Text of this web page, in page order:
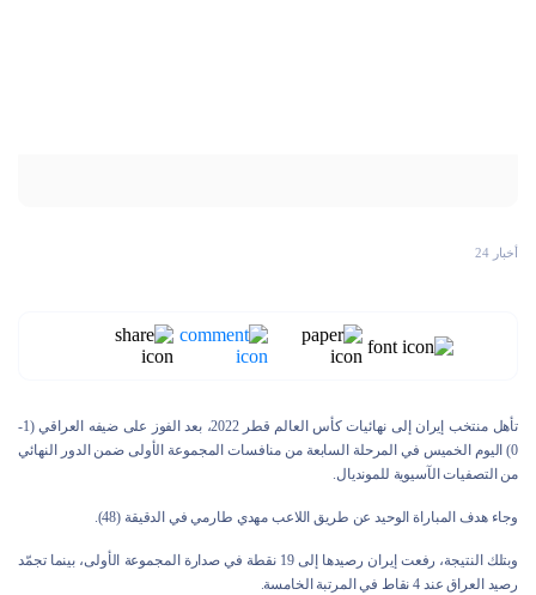
أخبار 24
تأهل منتخب إيران إلى نهائيات كأس العالم قطر 2022، بعد الفوز على ضيفه العراقي (1-
0) اليوم الخميس في المرحلة السابعة من منافسات المجموعة الأولى ضمن الدور النهائي
من التصفيات الآسيوية للمونديال.
وجاء هدف المباراة الوحيد عن طريق اللاعب مهدي طارمي في الدقيقة (48).
وبتلك النتيجة، رفعت إيران رصيدها إلى 19 نقطة في صدارة المجموعة الأولى، بينما تجمّد
رصيد العراق عند 4 نقاط في المرتبة الخامسة.